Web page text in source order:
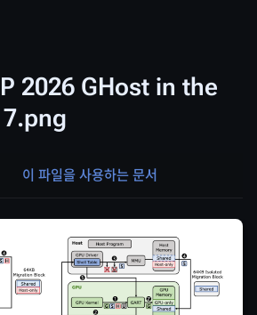
2026 GHost in the
이 파일을 사용하는 문서